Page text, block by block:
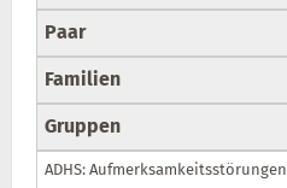
Paar
Familien
Gruppen
ADHS: Aufmerksamkeitsstörungen